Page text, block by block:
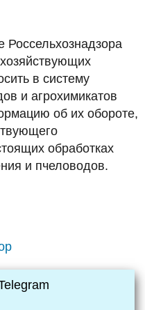
Россельхознадзора
в систему
и агрохимикатов
об их обороте,
обработках
и пчеловодов.